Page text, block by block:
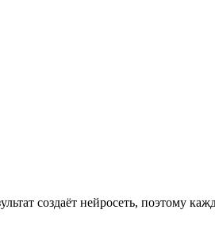
создаёт нейросеть, поэтому